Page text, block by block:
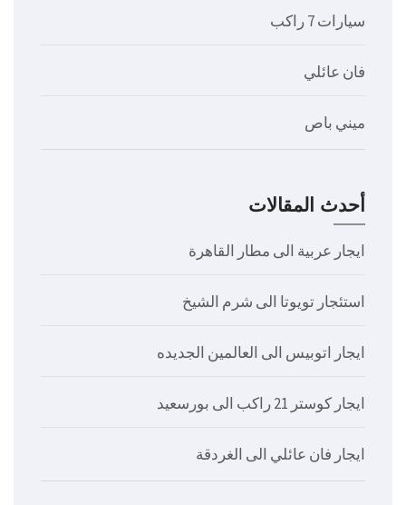
سيارات 7 راكب
فان عائلي
ميني باص
أحدث المقالات
ايجار عربية الى مطار القاهرة
استئجار تويوتا الى شرم الشيخ
ايجار اتوبيس الى العالمين الجديده
ايجار كوستر 21 راكب الى بورسعيد
ايجار فان عائلي الى الغردقة